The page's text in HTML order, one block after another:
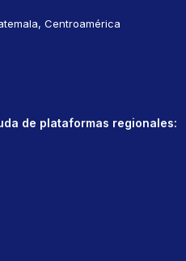
Centroamérica
de plataformas regionales: